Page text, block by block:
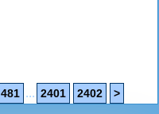
481 ... 2401 2402 >